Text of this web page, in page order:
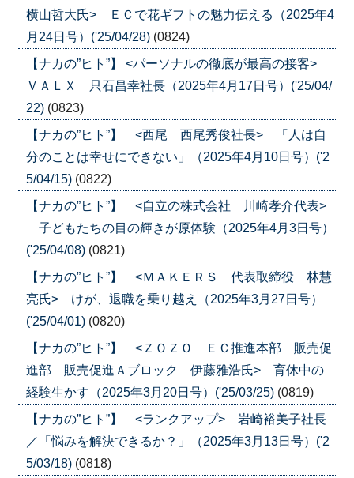
横山哲大氏> ＥＣで花ギフトの魅力伝える（2025年4
月24日号）('25/04/28) (0824)
【ナカの”ヒト”】 <パーソナルの徹底が最高の接客>
ＶＡＬＸ 只石昌幸社長（2025年4月17日号）('25/04/
22) (0823)
【ナカの”ヒト”】 <西尾 西尾秀俊社長> 「人は自
分のことは幸せにできない」（2025年4月10日号）('2
5/04/15) (0822)
【ナカの”ヒト”】 <自立の株式会社 川崎孝介代表>
子どもたちの目の輝きが原体験（2025年4月3日号）
('25/04/08) (0821)
【ナカの”ヒト”】 <ＭＡＫＥＲＳ 代表取締役 林慧
亮氏> けが、退職を乗り越え（2025年3月27日号）
('25/04/01) (0820)
【ナカの”ヒト”】 <ＺＯＺＯ ＥＣ推進本部 販売促
進部 販売促進Ａブロック 伊藤雅浩氏> 育休中の
経験生かす（2025年3月20日号）('25/03/25) (0819)
【ナカの”ヒト”】 <ランクアップ> 岩崎裕美子社長
／「悩みを解決できるか？」（2025年3月13日号）('2
5/03/18) (0818)